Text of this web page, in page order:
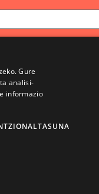
Gure
analisi-
informazio